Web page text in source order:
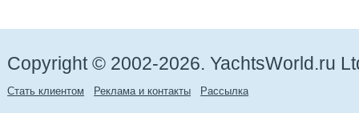
Copyright © 2002-2026. YachtsWorld.ru
Стать клиентом Реклама и контакты Рассылка